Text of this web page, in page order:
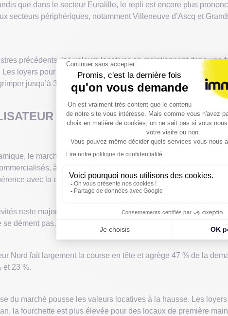
que dans le secteur Euralille, le repli est encore plus
secteurs périphériques, notamment Villeneuve d’Ascq et
précédents, les valeurs locatives se maintiennent dans une
loyers pour des immeubles neufs dans les arrondissements
jusqu’à 310 €/m²/an dans l’hypercentre.
– LOCAUX D’ACTIVITÉS
le marché des locaux d’activités de la région lilloise a
à travers 30 transactions au quatrième trimestre,
avec la conjoncture économique dégradée. Ce résultat
reste majoritairement animé par des prises à bail de
dément pas, mais faute d’offre appropriée, les utilisateurs
Nord fait largement la course en tête et agrège 47 % de la
et 23 %.
du marché pousse les valeurs locatives à la hausse. Les
la fourchette est plus élevée pour des locaux de première